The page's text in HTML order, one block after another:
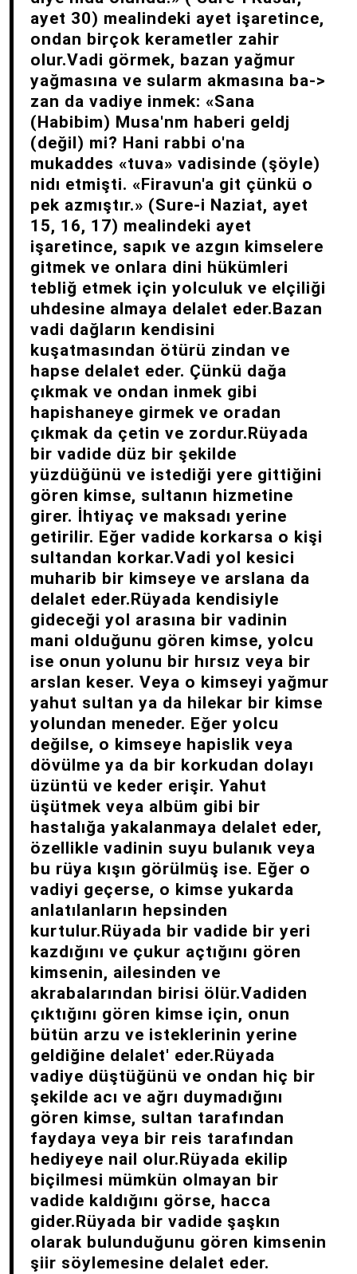
ayet 30) mealindeki ayet işaretince,
ondan birçok kerametler zahir
olur.Vadi görmek, bazan yağmur
yağmasına ve sularm akmasına ba->
zan da vadiye inmek: «Sana
(Habibim) Musa'nm haberi geldj
(değil) mi? Hani rabbi o'na
mukaddes «tuva» vadisinde (şöyle)
nidı etmişti. «Firavun'a git çünkü o
pek azmıştır.» (Sure-i Naziat, ayet
15, 16, 17) mealindeki ayet
işaretince, sapık ve azgın kimselere
gitmek ve onlara dini hükümleri
tebliğ etmek için yolculuk ve elçiliği
uhdesine almaya delalet eder.Bazan
vadi dağların kendisini
kuşatmasından ötürü zindan ve
hapse delalet eder. Çünkü dağa
çıkmak ve ondan inmek gibi
hapishaneye girmek ve oradan
çıkmak da çetin ve zordur.Rüyada
bir vadide düz bir şekilde
yüzdüğünü ve istediği yere gittiğini
gören kimse, sultanın hizmetine
girer. İhtiyaç ve maksadı yerine
getirilir. Eğer vadide korkarsa o kişi
sultandan korkar.Vadi yol kesici
muharib bir kimseye ve arslana da
delalet eder.Rüyada kendisiyle
gideceği yol arasına bir vadinin
mani olduğunu gören kimse, yolcu
ise onun yolunu bir hırsız veya bir
arslan keser. Veya o kimseyi yağmur
yahut sultan ya da hilekar bir kimse
yolundan meneder. Eğer yolcu
değilse, o kimseye hapislik veya
dövülme ya da bir korkudan dolayı
üzüntü ve keder erişir. Yahut
üşütmek veya albüm gibi bir
hastalığa yakalanmaya delalet eder,
özellikle vadinin suyu bulanık veya
bu rüya kışın görülmüş ise. Eğer o
vadiyi geçerse, o kimse yukarda
anlatılanların hepsinden
kurtulur.Rüyada bir vadide bir yeri
kazdığını ve çukur açtığını gören
kimsenin, ailesinden ve
akrabalarından birisi ölür.Vadiden
çıktığını gören kimse için, onun
bütün arzu ve isteklerinin yerine
geldiğine delalet' eder.Rüyada
vadiye düştüğünü ve ondan hiç bir
şekilde acı ve ağrı duymadığını
gören kimse, sultan tarafından
faydaya veya bir reis tarafından
hediyeye nail olur.Rüyada ekilip
biçilmesi mümkün olmayan bir
vadide kaldığını görse, hacca
gider.Rüyada bir vadide şaşkın
olarak bulunduğunu gören kimsenin
şiir söylemesine delalet eder.